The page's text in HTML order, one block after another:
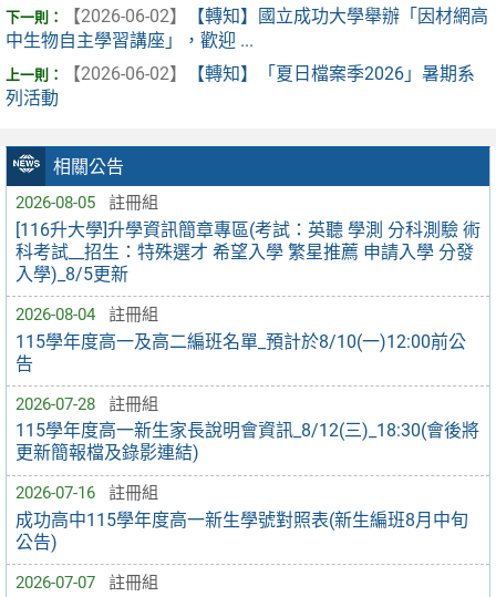
相關公告
2026-08-05 註冊組
[116升大學]升學資訊簡章專區(考試：英聽 學測 分科測驗 術
科考試__招生：特殊選才 希望入學 繁星推薦 申請入學 分發
入學)_8/5更新
2026-08-04 註冊組
115學年度高一及高二編班名單_預計於8/10(一)12:00前公
告
2026-07-28 註冊組
115學年度高一新生家長說明會資訊_8/12(三)_18:30(會後將
更新簡報檔及錄影連結)
2026-07-16 註冊組
成功高中115學年度高一新生學號對照表(新生編班8月中旬
公告)
2026-07-07 註冊組
【2026-06-02】
【轉知】國立成功大學舉辦「因材網高
中生物自主學習講座」，歡迎 ...
【2026-06-02】
【轉知】「夏日檔案季2026」暑期系
列活動